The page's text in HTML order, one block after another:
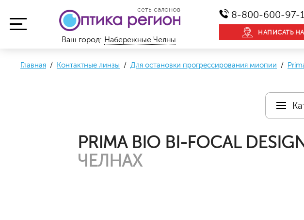
сеть салонов 8-800-600-97-
НАПИСАТЬ
Ваш город: Набережные Челны
Главная / Контактные линзы / Для остановки прогрессирования миопии /
PRIMA BIO BI-FOCAL
ЧЕЛНАХ